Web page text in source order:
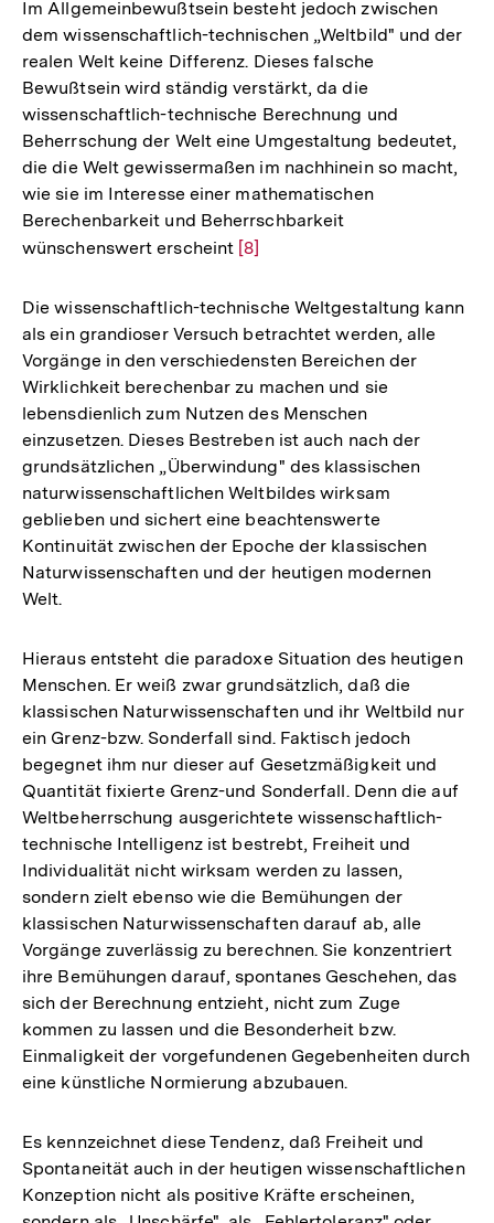
Fußnote
Im Allgemeinbewußtsein besteht jedoch zwischen
dem wissenschaftlich-technischen „Weltbild" und der
realen Welt keine Differenz. Dieses falsche
Bewußtsein wird ständig verstärkt, da die
wissenschaftlich-technische Berechnung und
Beherrschung der Welt eine Umgestaltung bedeutet,
die die Welt gewissermaßen im nachhinein so macht,
wie sie im Interesse einer mathematischen
Berechenbarkeit und Beherrschbarkeit
wünschenswert erscheint Zur
der
Fußnote
[8]
Die wissenschaftlich-technische Weltgestaltung kann
als ein grandioser Versuch betrachtet werden, alle
Vorgänge in den verschiedensten Bereichen der
Wirklichkeit berechenbar zu machen und sie
lebensdienlich zum Nutzen des Menschen
einzusetzen. Dieses Bestreben ist auch nach der
grundsätzlichen „Überwindung" des klassischen
naturwissenschaftlichen Weltbildes wirksam
geblieben und sichert eine beachtenswerte
Kontinuität zwischen der Epoche der klassischen
Naturwissenschaften und der heutigen modernen
Welt.
Hieraus entsteht die paradoxe Situation des heutigen
Menschen. Er weiß zwar grundsätzlich, daß die
klassischen Naturwissenschaften und ihr Weltbild nur
ein Grenz-bzw. Sonderfall sind. Faktisch jedoch
begegnet ihm nur dieser auf Gesetzmäßigkeit und
Quantität fixierte Grenz-und Sonderfall. Denn die auf
Weltbeherrschung ausgerichtete wissenschaftlich-
technische Intelligenz ist bestrebt, Freiheit und
Individualität nicht wirksam werden zu lassen,
sondern zielt ebenso wie die Bemühungen der
klassischen Naturwissenschaften darauf ab, alle
Vorgänge zuverlässig zu berechnen. Sie konzentriert
ihre Bemühungen darauf, spontanes Geschehen, das
sich der Berechnung entzieht, nicht zum Zuge
kommen zu lassen und die Besonderheit bzw.
Einmaligkeit der vorgefundenen Gegebenheiten durch
eine künstliche Normierung abzubauen.
Es kennzeichnet diese Tendenz, daß Freiheit und
Spontaneität auch in der heutigen wissenschaftlichen
Konzeption nicht als positive Kräfte erscheinen,